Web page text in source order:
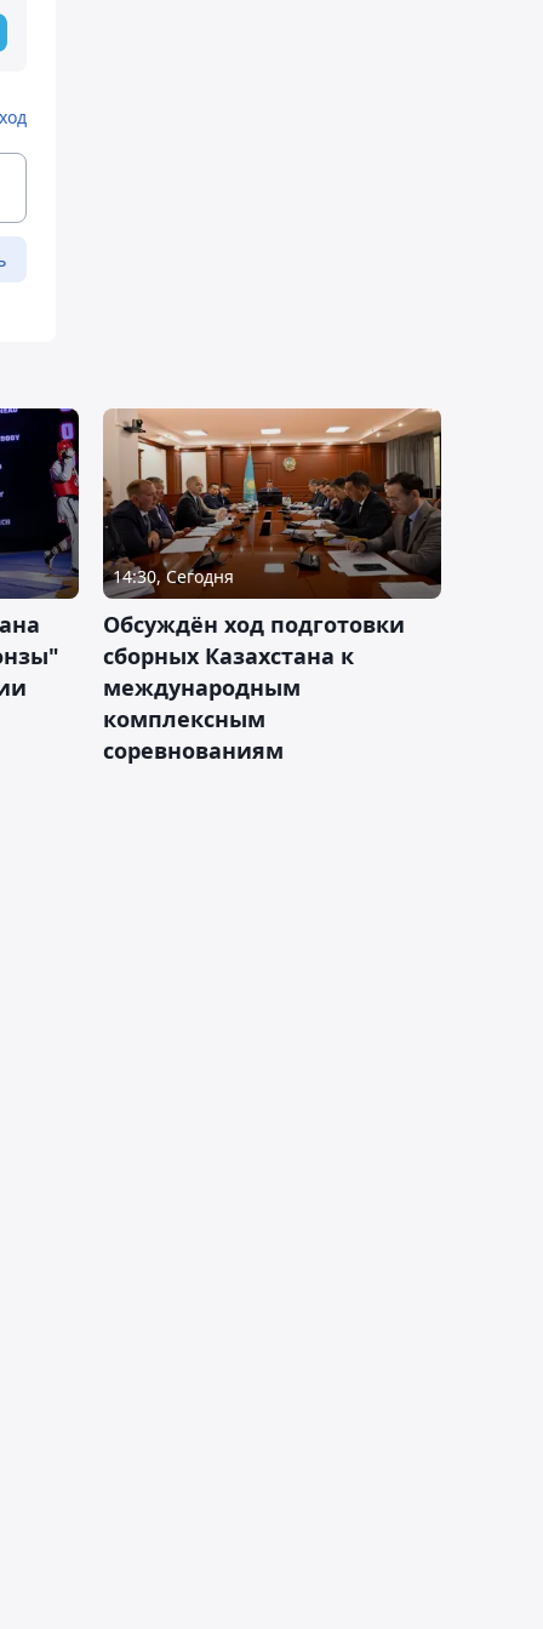
14:30, Сегодня
Обсуждён ход подготовки
сборных Казахстана к
международным
комплексным
соревнованиям